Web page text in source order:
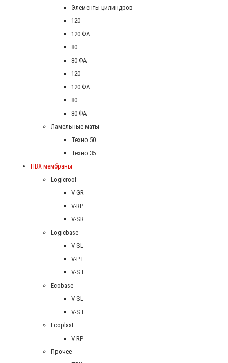
Элементы цилиндров
120
120 ФА
80
80 ФА
120
120 ФА
80
80 ФА
Ламельные маты
Техно 50
Техно 35
ПВХ мембраны
Logicroof
V-GR
V-RP
V-SR
Logicbase
V-SL
V-PT
V-ST
Ecobase
V-SL
V-ST
Ecoplast
V-RP
Прочее